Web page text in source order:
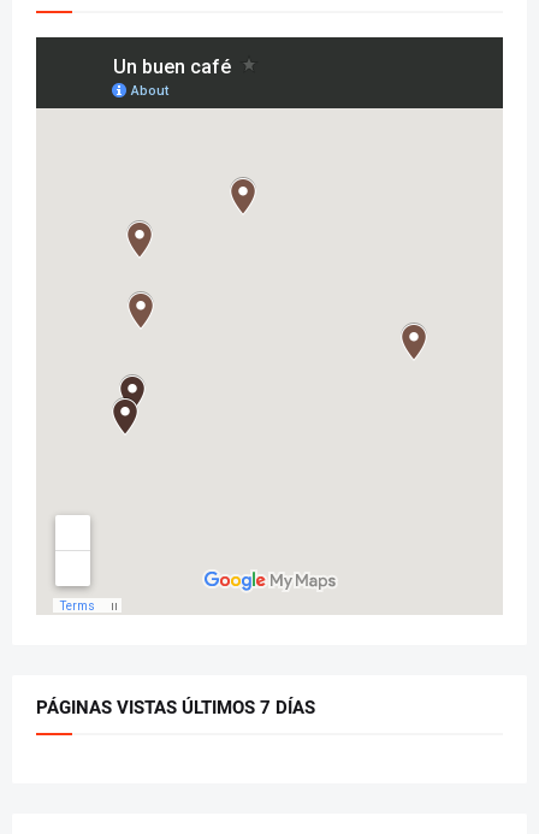
PÁGINAS VISTAS ÚLTIMOS 7 DÍAS